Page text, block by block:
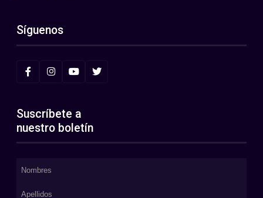
Síguenos
Suscríbete a
nuestro boletín